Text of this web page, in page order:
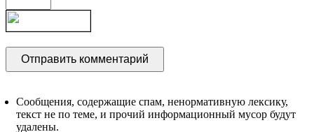
Сообщения, содержащие спам, ненормативную лексику,
текст не по теме, и прочий информационный мусор будут
удалены.